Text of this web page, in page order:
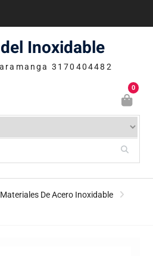
Inoxidable
3170404482
0
Materiales De Acero Inoxidable